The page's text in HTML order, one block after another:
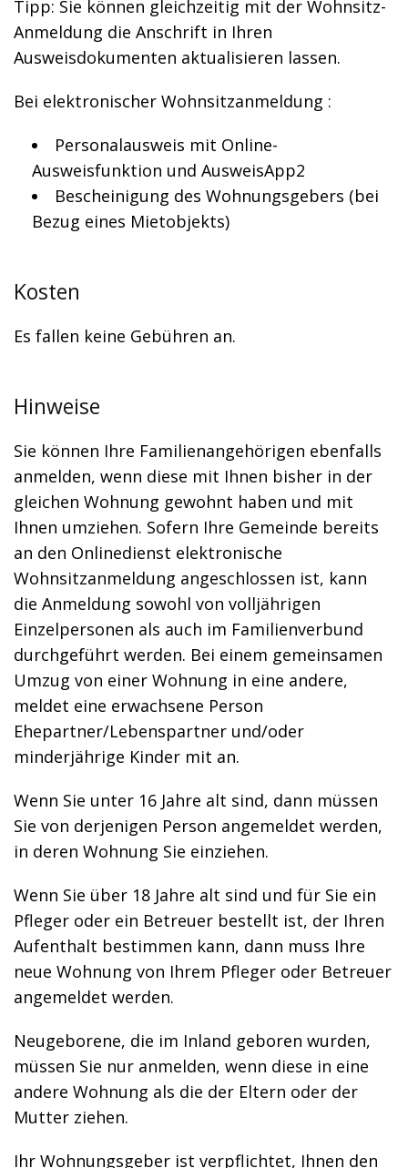
Tipp: Sie können gleichzeitig mit der Wohnsitz-
Anmeldung die Anschrift in Ihren
Ausweisdokumenten aktualisieren lassen.
Bei elektronischer Wohnsitzanmeldung :
Personalausweis mit Online-
Ausweisfunktion und AusweisApp2
Bescheinigung des Wohnungsgebers (bei
Bezug eines Mietobjekts)
Kosten
Es fallen keine Gebühren an.
Hinweise
Sie können Ihre Familienangehörigen ebenfalls
anmelden, wenn diese mit Ihnen bisher in der
gleichen Wohnung gewohnt haben und mit
Ihnen umziehen. Sofern Ihre Gemeinde bereits
an den Onlinedienst elektronische
Wohnsitzanmeldung angeschlossen ist, kann
die Anmeldung sowohl von volljährigen
Einzelpersonen als auch im Familienverbund
durchgeführt werden. Bei einem gemeinsamen
Umzug von einer Wohnung in eine andere,
meldet eine erwachsene Person
Ehepartner/Lebenspartner und/oder
minderjährige Kinder mit an.
Wenn Sie unter 16 Jahre alt sind, dann müssen
Sie von derjenigen Person angemeldet werden,
in deren Wohnung Sie einziehen.
Wenn Sie über 18 Jahre alt sind und für Sie ein
Pfleger oder ein Betreuer bestellt ist, der Ihren
Aufenthalt bestimmen kann, dann muss Ihre
neue Wohnung von Ihrem Pfleger oder Betreuer
angemeldet werden.
Neugeborene, die im Inland geboren wurden,
müssen Sie nur anmelden, wenn diese in eine
andere Wohnung als die der Eltern oder der
Mutter ziehen.
Ihr Wohnungsgeber ist verpflichtet, Ihnen den